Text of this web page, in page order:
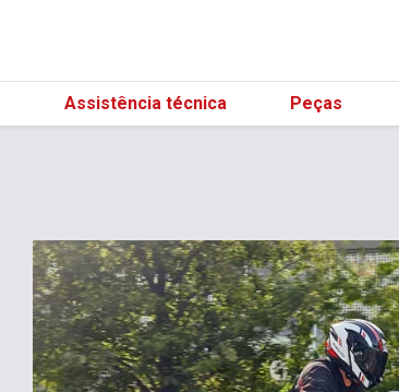
Assistência técnica Peças